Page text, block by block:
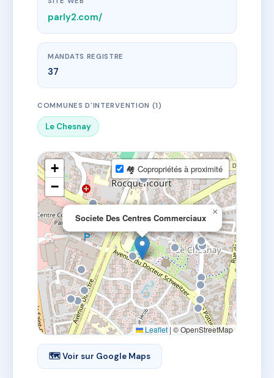
parly2.com/
MANDATS REGISTRE
37
COMMUNES D'INTERVENTION (1)
Le Chesnay
Societe Des Centres Commerciaux
×
+
−
🏘 Copropriétés à proximité
Leaflet | © OpenStreetMap
🗺 Voir sur Google Maps